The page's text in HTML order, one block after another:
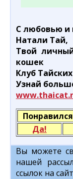
С любовью и
Натали Тай,
Твой
кошек
Клуб
Узнай
Да!
Вы можете
нашей
ссылок на сайт